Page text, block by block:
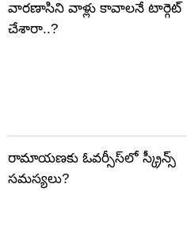
వారణాసిని వాళ్లు కావాలనే టార్గెట్
చేశారా..?
రామాయణకు ఓవర్సీస్‌లో స్క్రీన్స్
సమస్యలు?